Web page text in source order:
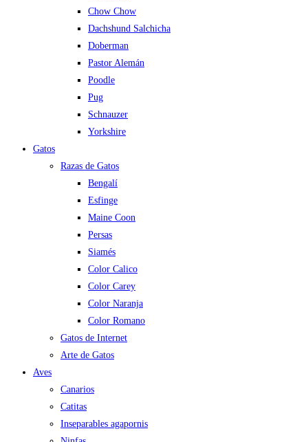
Chow Chow
Dachshund Salchicha
Doberman
Pastor Alemán
Poodle
Pug
Schnauzer
Yorkshire
Gatos
Razas de Gatos
Bengalí
Esfinge
Maine Coon
Persas
Siamés
Color Calico
Color Carey
Color Naranja
Color Romano
Gatos de Internet
Arte de Gatos
Aves
Canarios
Catitas
Inseparables agapornis